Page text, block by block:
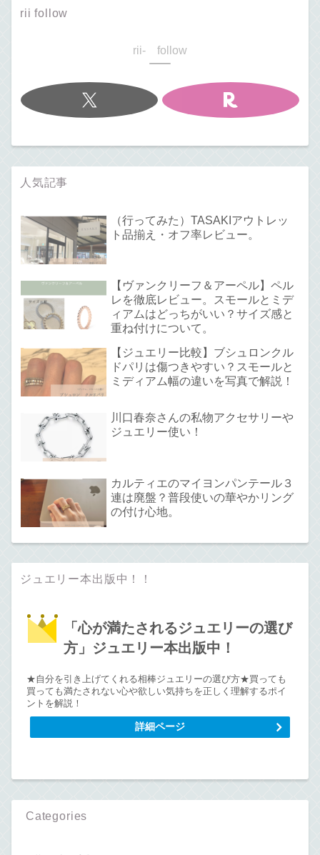
rii follow
rii- follow
人気記事
（行ってみた）TASAKIアウトレッ
ト品揃え・オフ率レビュー。
【ヴァンクリーフ＆アーペル】ペル
レを徹底レビュー。スモールとミデ
ィアムはどっちがいい？サイズ感と
重ね付けについて。
【ジュエリー比較】ブシュロンクル
ドパリは傷つきやすい？スモールと
ミディアム幅の違いを写真で解説！
川口春奈さんの私物アクセサリーや
ジュエリー使い！
カルティエのマイヨンパンテール３
連は廃盤？普段使いの華やかリング
の付け心地。
ジュエリー本出版中！！
「心が満たされるジュエリーの選び
方」ジュエリー本出版中！
★自分を引き上げてくれる相棒ジュエリーの選び方★買っても
買っても満たされない心や欲しい気持ちを正しく理解するポイ
ントを解説！
詳細ページ
Categories